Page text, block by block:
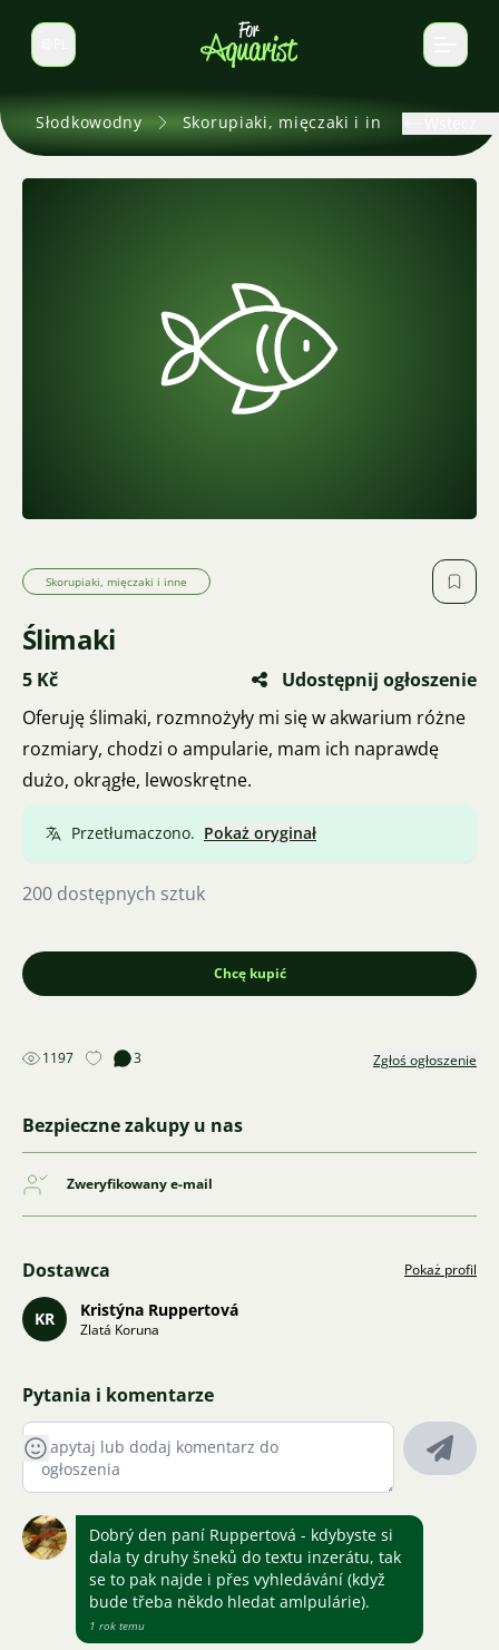
Zmień język
Słodkowodny Skorupiaki, mięczaki i inne
Skorupiaki, mięczaki i inne
Ślimaki
5 Kč
Udostępnij ogłoszenie
Oferuję ślimaki, rozmnożyły mi się w akwarium różne
rozmiary, chodzi o ampularie, mam ich naprawdę
dużo, okrągłe, lewoskrętne.
Przetłumaczono. Pokaż oryginał
200 dostępnych sztuk
Chcę kupić
1197 3 Zgłoś ogłoszenie
Bezpieczne zakupy u nas
Zweryfikowany e-mail
Dostawca Pokaż profil
KR Kristýna Ruppertová
Zlatá Koruna
Pytania i komentarze
Dobrý den paní Ruppertová - kdybyste si
dala ty druhy šneků do textu inzerátu, tak
se to pak najde i přes vyhledávání (když
bude třeba někdo hledat amlpulárie).
1 rok temu